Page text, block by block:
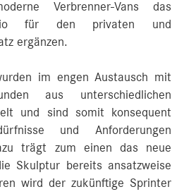
Verbrenner-Vans das
für den privaten und
ergänzen.
im engen Austausch mit
aus unterschiedlichen
und sind somit konsequent
und Anforderungen
trägt zum einen das neue
Skulptur bereits ansatzweise
wird der zukünftige Sprinter